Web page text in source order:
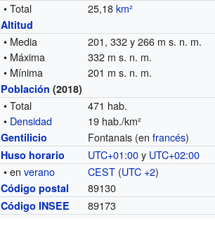
• Total 25,18km²
Altitud
• Media
201, 332 y 266 m s. n. m.
• Máxima
332 m s. n. m.
• Mínima
201 m s. n. m.
Población (2018)
• Total
471 hab.
• Densidad 19 hab./km²
Gentilicio Fontanais (enfrancés)
Huso horario UTC+01:00y UTC+02:00
• enverano CEST (UTC +2)
Código postal 89130
Código INSEE 89173